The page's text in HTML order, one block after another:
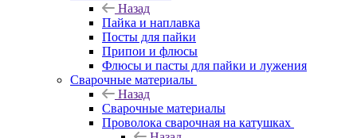
Назад
Пайка и наплавка
Посты для пайки
Припои и флюсы
Флюсы и пасты для пайки и лужения
Сварочные материалы
Назад
Сварочные материалы
Проволока сварочная на катушках